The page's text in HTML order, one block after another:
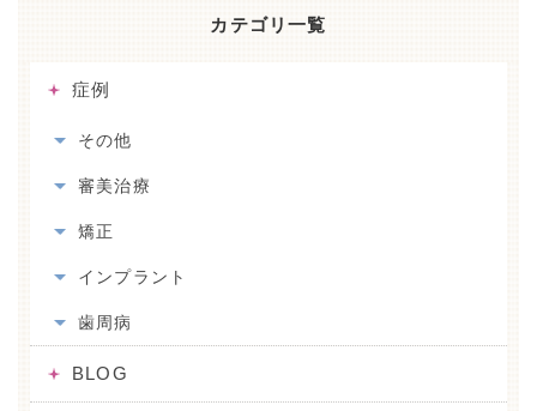
カテゴリ一覧
症例
その他
審美治療
矯正
インプラント
歯周病
BLOG